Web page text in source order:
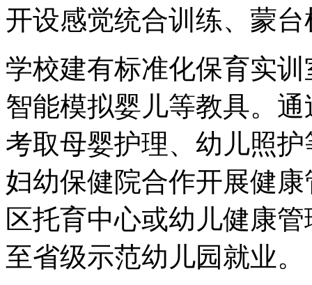
开设感觉统合训练、蒙
学校建有标准化保育实
智能模拟婴儿等教具。
考取母婴护理、幼儿照
妇幼保健院合作开展健
区托育中心或幼儿健康
至省级示范幼儿园就业。